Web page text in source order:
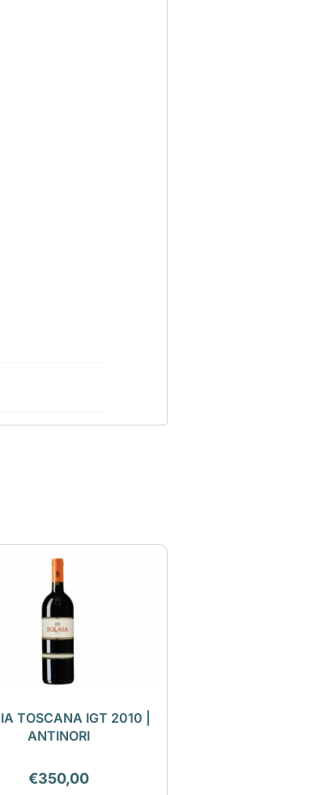
TOSCANA IGT 2010 |
ANTINORI
€350,00